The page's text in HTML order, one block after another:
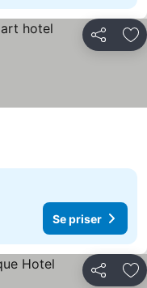
Del
Se priser
Del